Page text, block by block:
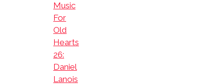
Music
For
Old
Hearts
26:
Daniel
Lanois